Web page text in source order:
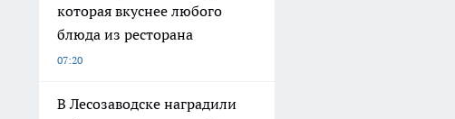
которая вкуснее любого
блюда из ресторана
07:20
В Лесозаводске наградили